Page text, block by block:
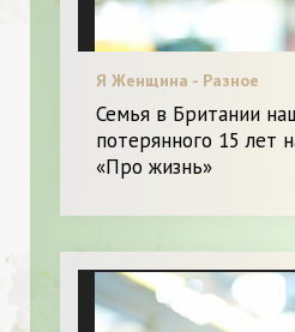
Я Женщина - Разное
Семья в Британии
потерянного 15 лет
«Про жизнь»